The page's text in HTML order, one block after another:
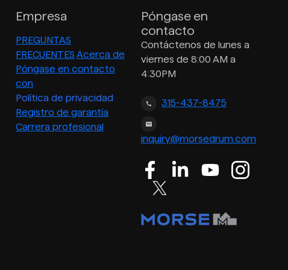
Empresa
PREGUNTAS
FRECUENTES Acerca de
Póngase en contacto
con
Política de privacidad
Registro de garantía
Carrera profesional
Póngase en
contacto
Contáctenos de lunes a
viernes de 8:00 AM a
4:30PM
315-437-8475
inquiry@morsedrum.com